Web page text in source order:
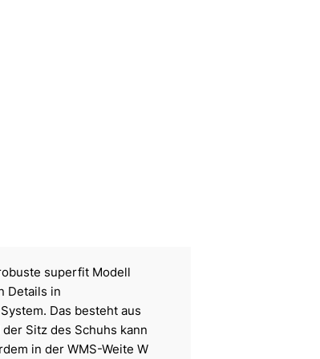
superfit Modell
Details in
Das besteht aus
Sitz des Schuhs kann
in der WMS-Weite W